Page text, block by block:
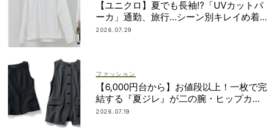
【ユニクロ】夏でも長袖⁉「UVカットパ
ーカ」通勤、旅行…シーン別キレイめ着
こなし3選
2026.07.29
ファッション
【6,000円台から】お値段以上！一枚で完
結する『夏ジレ』が二の腕・ヒップカバ
ーに大活躍
2026.07.19